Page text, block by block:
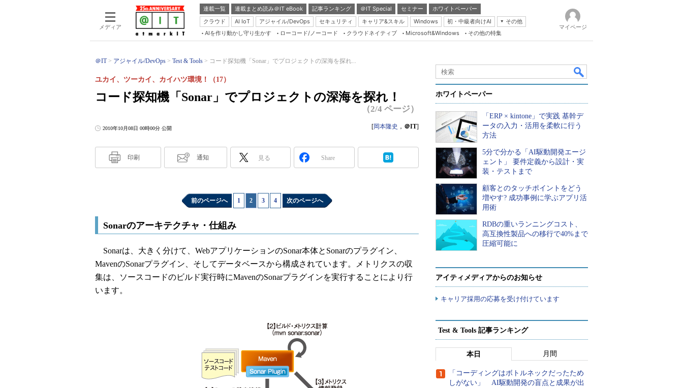
メディア
連載一覧 連載まとめ読み＠IT eBook 記事ランキング ＠IT Special セミナー
ホワイトペーパー
クラウド
AI IoT アジャイル/DevOps セキュリティ キャリア&スキル Windows 初・中級者向けAI
その他
Server & Storage
Database Expert
Master of IP Network
Security & Trust
AIを作り動かし守り生かす ローコード/ノーコード クラウドネイティブ Microsoft&Windows その他の特集
マイページ
＠IT アジャイル/DevOps Test & Tools コード探知機「Sonar」でプロジェクトの深海を探れ...
コード探知機「Sonar」でプロジェクトの深海を探れ！
ユカイ、ツーカイ、カイハツ環境！（17）
（2/4 ページ）
2010年10月08日 00時00分 公開 [岡本隆史 ， ＠IT]
印刷 通知 見る Share
前のページへ 1 2 3 4 次のページへ
Sonarのアーキテクチャ・仕組み
Sonarは、大きく分けて、WebアプリケーションのSonar本体とSonarのプラグイン、
MavenのSonarプラグイン、そしてデータベースから構成されています。メトリクスの収
集は、ソースコードのビルド実行時にMavenのSonarプラグインを実行することにより行
います。
ホワイトペーパー
「ERP × kintone」で実践 基幹デ
ータの入力・活用を柔軟に行う
方法
5分で分かる「AI駆動開発エージ
ェント」 要件定義から設計・実
装・テストまで
顧客とのタッチポイントをどう
増やす? 成功事例に学ぶアプリ活
用術
RDBの重いランニングコスト、
高互換性製品への移行で40%まで
圧縮可能に
アイティメディアからのお知らせ
キャリア採用の応募を受け付けています
Test & Tools 記事ランキング
本日 月間
「コーディングはボトルネックだったため
しがない」 AI駆動開発の盲点と成果が出